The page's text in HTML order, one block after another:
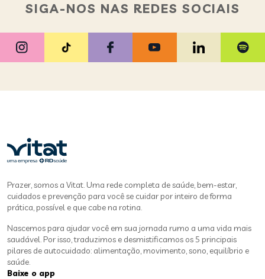
SIGA-NOS NAS REDES SOCIAIS
Prazer, somos a Vitat. Uma rede completa de saúde, bem-estar,
cuidados e prevenção para você se cuidar por inteiro de forma
prática, possível e que cabe na rotina.
Nascemos para ajudar você em sua jornada rumo a uma vida mais
saudável. Por isso, traduzimos e desmistificamos os 5 principais
pilares de autocuidado: alimentação, movimento, sono, equilíbrio e
saúde.
Baixe o app